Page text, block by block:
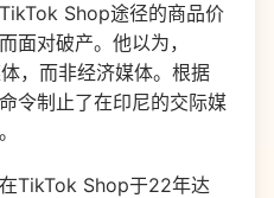
Shop途径的商品价
面对破产。他以为，
，而非经济媒体。根据
令制止了在印尼的交际媒
TikTok Shop于22年达